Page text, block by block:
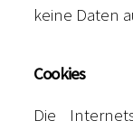
keine Daten
Cookies
Die